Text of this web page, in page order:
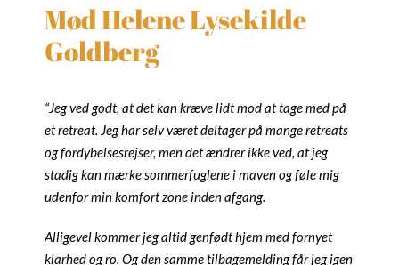
Mød Helene Lysekilde
Goldberg
“Jeg ved godt, at det kan kræve lidt mod at tage med på
et retreat. Jeg har selv været deltager på mange retreats
og fordybelsesrejser, men det ændrer ikke ved, at jeg
stadig kan mærke sommerfuglene i maven og føle mig
udenfor min komfort zone inden afgang.
Alligevel kommer jeg altid genfødt hjem med fornyet
klarhed og ro. Og den samme tilbagemelding får jeg igen